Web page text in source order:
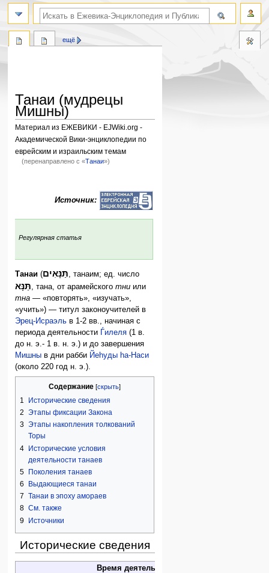
Танаи (мудрецы
Мишны)
Материал из ЕЖЕВИКИ - EJWiki.org -
Академической Вики-энциклопедии по
еврейским и израильским темам
(перенаправлено с «Танаи»)
Источник:
Регулярная статья
Танаи (תַּנָּאִים, танаим; ед. число
תַּנָּא, тана, от арамейскоготни или
тна — «повторять», «изучать»,
«учить») — титул законоучителей в
Эрец-Исраэль в 1-2 вв., начиная с
периода деятельности
Ѓилеля (1 в.
до н. э.- 1 в. н. э.) и до завершения
Мишны в дни рабби Йеhуды hа-Наси
(около 220 год н. э.).
Содержание
1
Исторические сведения
2 Этапы фиксации Закона
3 Этапы накопления толкований
Торы
4 Исторические условия
деятельности танаев
5 Поколения танаев
6
Выдающиеся танаи
7 Танаи в эпоху амораев
8 См. также
9 Источники
Исторические сведения
Время деятельности танаев в
ещё
поиск по словам